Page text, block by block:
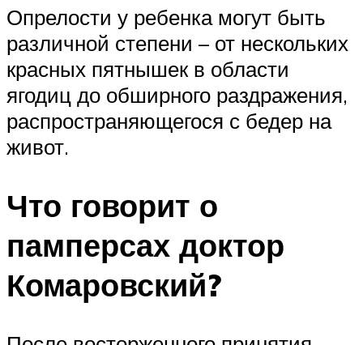
Опрелости у ребенка могут быть
различной степени – от нескольких
красных пятнышек в области
ягодиц до обширного раздражения,
распространяющегося с бедер на
живот.
Что говорит о
памперсах доктор
Комаровский?